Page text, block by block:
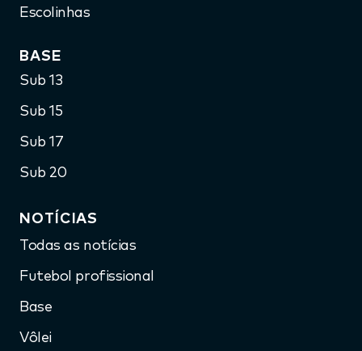
Escolinhas
BASE
Sub 13
Sub 15
Sub 17
Sub 20
NOTÍCIAS
Todas as notícias
Futebol profissional
Base
Vôlei